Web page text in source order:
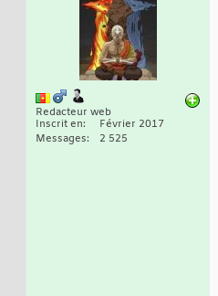
Redacteur web
Inscrit en
Février 2017
Messages
2 525